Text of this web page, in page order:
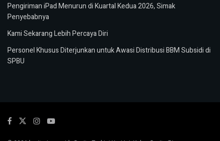
Pengiriman iPad Menurun di Kuartal Kedua 2026, Simak
Penyebabnya
Kami Sekarang Lebih Percaya Diri
Personel Khusus Diterjunkan untuk Awasi Distribusi BBM Subsidi di
SPBU